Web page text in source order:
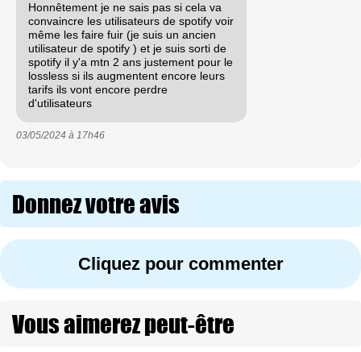
Honnêtement je ne sais pas si cela va
convaincre les utilisateurs de spotify voir
même les faire fuir (je suis un ancien
utilisateur de spotify ) et je suis sorti de
spotify il y'a mtn 2 ans justement pour le
lossless si ils augmentent encore leurs
tarifs ils vont encore perdre
d'utilisateurs
03/05/2024 à 17h46
Donnez votre avis
Cliquez pour commenter
Vous aimerez peut-être